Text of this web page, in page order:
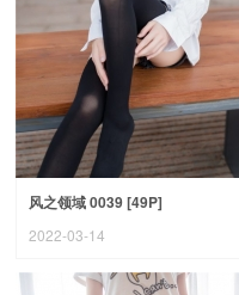
风之领域 0039 [49P]
2022-03-14